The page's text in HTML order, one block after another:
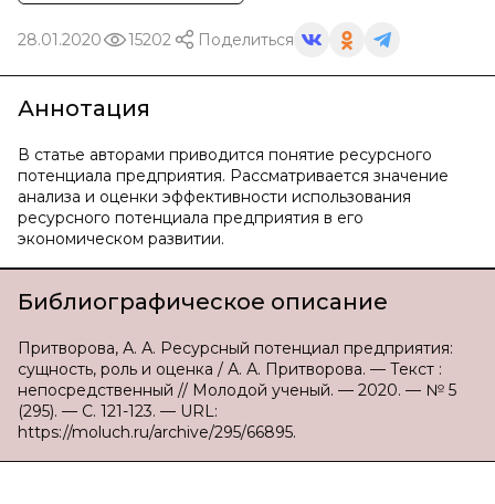
28.01.2020 15202 Поделиться
Аннотация
В статье авторами приводится понятие ресурсного
потенциала предприятия. Рассматривается значение
анализа и оценки эффективности использования
ресурсного потенциала предприятия в его
экономическом развитии.
Библиографическое описание
Притворова, А. А. Ресурсный потенциал предприятия:
сущность, роль и оценка / А. А. Притворова. — Текст :
непосредственный // Молодой ученый. — 2020. — № 5
(295). — С. 121-123. — URL:
https://moluch.ru/archive/295/66895.